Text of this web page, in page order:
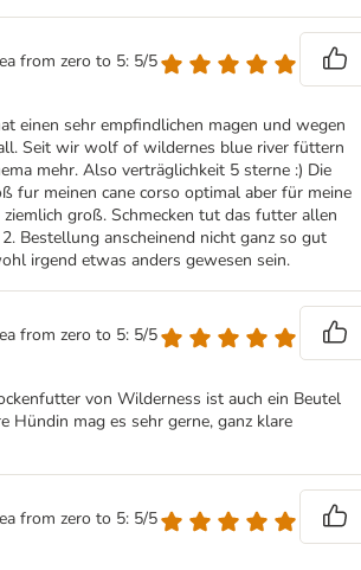
from zero to 5: 5/5
einen sehr empfindlichen magen und wegen
Seit wir wolf of wildernes blue river füttern
mehr. Also verträglichkeit 5 sterne :) Die
fur meinen cane corso optimal aber für meine
groß. Schmecken tut das futter allen
Bestellung anscheinend nicht ganz so gut
irgend etwas anders gewesen sein.
from zero to 5: 5/5
von Wilderness ist auch ein Beutel
Hündin mag es sehr gerne, ganz klare
from zero to 5: 5/5